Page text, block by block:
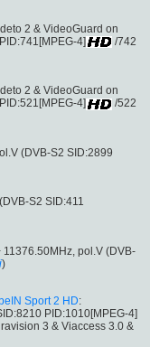
2 & VideoGuard on
4]
/742
2 & VideoGuard on
4]
/522
(DVB-S2 SID:2899
S2 SID:411
11376.50MHz, pol.V (DVB-
)
Sport 2 HD:
PID:1010[MPEG-4]
3 & Viaccess 3.0 &